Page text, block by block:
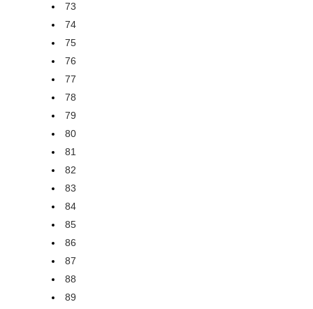
73
74
75
76
77
78
79
80
81
82
83
84
85
86
87
88
89